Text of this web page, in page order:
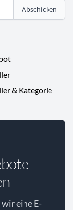
Abschicken
& Kategorie
eine E-